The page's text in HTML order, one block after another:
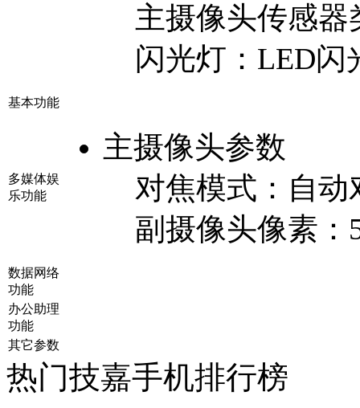
主摄像头传感器
闪光灯： LED闪
基本功能
多媒体娱
乐功能
主摄像头参数
对焦模式： 自动
副摄像头像素：
数据网络
功能
办公助理
功能
其它参数
热门技嘉手机排行榜